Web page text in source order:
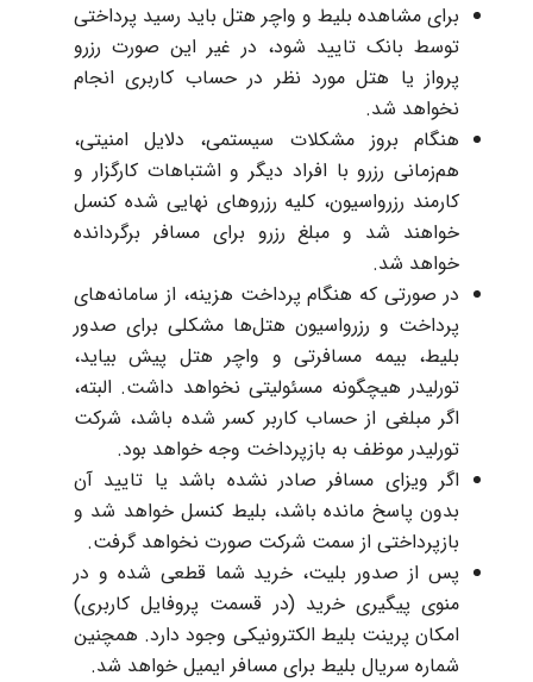
برای مشاهده بلیط و واچر هتل باید رسید پرداختی
توسط بانک تایید شود، در غیر این صورت رزرو
پرواز یا هتل مورد نظر در حساب کاربری انجام
نخواهد شد.
هنگام بروز مشکلات سیستمی، دلایل امنیتی،
هم‌زمانی رزرو با افراد دیگر و اشتباهات کارگزار و
کارمند رزرواسیون، کلیه رزروهای نهایی شده کنسل
خواهند شد و مبلغ رزرو برای مسافر برگردانده
خواهد شد.
در صورتی که هنگام پرداخت هزینه، از سامانه‌های
پرداخت و رزرواسیون هتل‌ها مشکلی برای صدور
بلیط، بیمه مسافرتی و واچر هتل پیش بیاید،
تورلیدر هیچگونه مسئولیتی نخواهد داشت. البته،
اگر مبلغی از حساب کاربر کسر شده باشد، شرکت
تورلیدر موظف به بازپرداخت وجه خواهد بود.
اگر ویزای مسافر صادر نشده باشد یا تایید آن
بدون پاسخ مانده باشد، بلیط کنسل خواهد شد و
بازپرداختی از سمت شرکت صورت نخواهد گرفت.
پس از صدور بلیت، خرید شما قطعی شده و در
منوی پیگیری خرید (در قسمت پروفایل کاربری)
امکان پرینت بلیط الکترونیکی وجود دارد. همچنین
شماره سریال بلیط برای مسافر ایمیل خواهد شد.